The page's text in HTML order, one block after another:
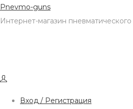
Skip
to
Skip
to
Pnevmo-guns
Интернет-магазин
Вход / Регистрация
Showing the single result